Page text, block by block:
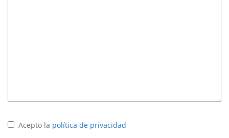
Acepto la política de privacidad